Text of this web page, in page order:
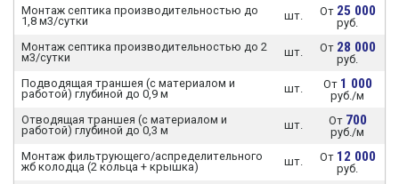
Монтаж септика производительностью до
1,8 м3/сутки
шт. От 25 000
руб.
Монтаж септика производительностью до 2
м3/сутки
шт. От 28 000
руб.
Подводящая траншея (с материалом и
работой) глубиной до 0,9 м
шт. От 1 000
руб./м
Отводящая траншея (с материалом и
работой) глубиной до 0,3 м
шт. От 700
руб./м
Монтаж фильтрующего/аспределительного
жб колодца (2 кольца + крышка)
шт. От 12 000
руб.